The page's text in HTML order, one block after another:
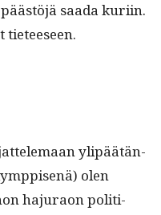
saa­da kuri­in.
ylipäätän­
olen
haju­raon poli­ti­